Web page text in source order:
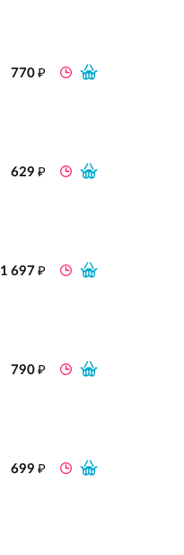
770₽
629₽
1 697₽
790₽
699₽